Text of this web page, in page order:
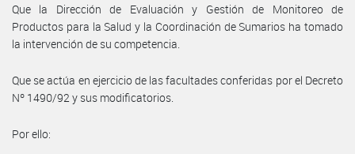
Que la Dirección de Evaluación y Gestión de Monitoreo de
Productos para la Salud y la Coordinación de Sumarios ha tomado
la intervención de su competencia.
Que se actúa en ejercicio de las facultades conferidas por el Decreto
Nº 1490/92 y sus modificatorios.
Por ello: